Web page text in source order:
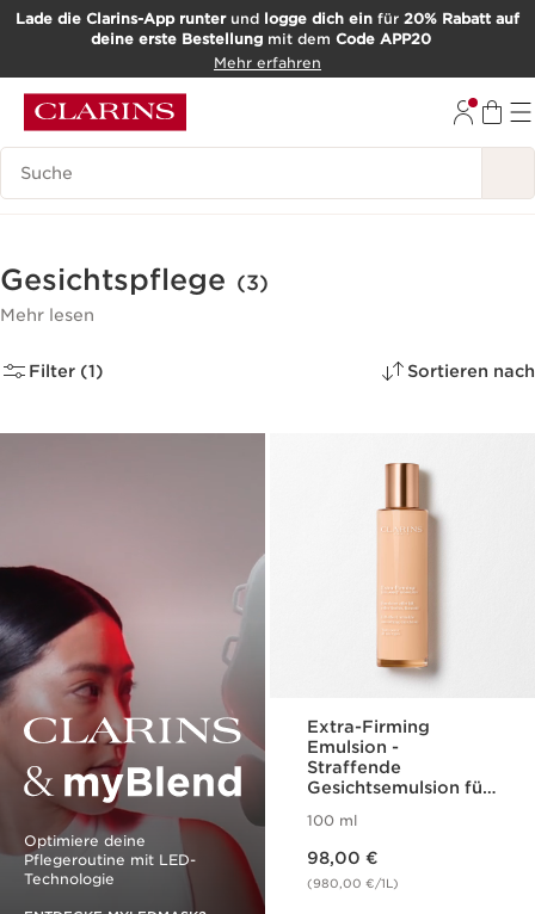
WEITER ZUM INHALT
Lade die Clarins-App runterund logge dich ein für 20% Rabatt auf
deine erste Bestellungmit dem Code APP20
Mehr erfahren
Such-Historie
Gesichtspflege (3)
Mehr lesen
Filter (1) Sortieren nach
Clarins & myBlend
Optimiere deine
Pflegeroutine mit LED-
Technologie
Extra-Firming
Emulsion -
Straffende
Gesichtsemulsion für
100 ml
98,00 €
(980,00 €/1L)